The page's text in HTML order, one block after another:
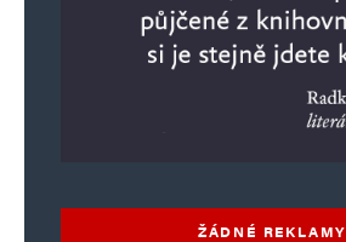
ŽÁDNÉ REKLAMY